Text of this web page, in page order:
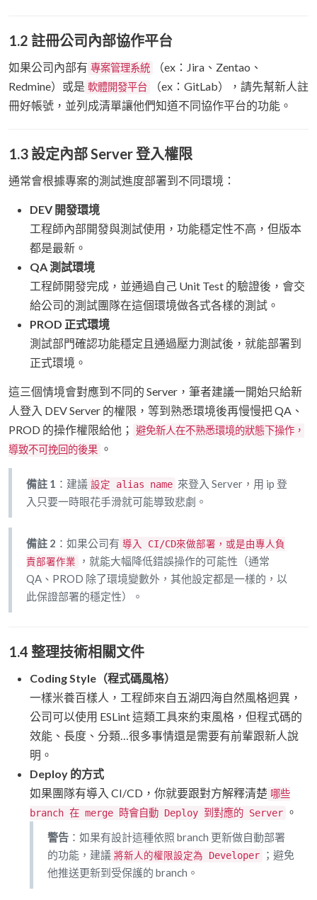
1.2 註冊公司內部協作平台
如果公司內部有 專案管理系統
（ex：Jira、Zentao、
Redmine）或是 軟體開發平台
（ex：GitLab），請先幫新人註
冊好帳號，並列成清單讓他們知道不同協作平台的功能。
1.3 設定內部 Server 登入權限
通常會根據專案的測試進度部署到不同環境：
DEV 開發環境
工程師內部開發與測試使用，功能穩定性不高，但版本
都是最新。
QA 測試環境
工程師開發完成，並通過自己 Unit Test 的驗證後，會交
給公司的測試團隊在這個環境做各式各樣的測試。
PROD 正式環境
測試部門確認功能穩定且通過壓力測試後，就能部署到
正式環境。
這三個情境會對應到不同的 Server，筆者建議一開始只給新
人登入 DEV Server 的權限，等到熟悉環境後再慢慢把 QA、
PROD 的操作權限給他；
避免新人在不熟悉環境的狀態下操作，
導致不可挽回的後果 。
備註 1 ：建議 設定 alias name 來登入 Server，用 ip 登
入只要一時眼花手滑就可能導致悲劇。
備註 2 ：如果公司有 導入 CI/CD來做部署，或是由專人負
責部署作業
，就能大幅降低錯誤操作的可能性（通常
QA、PROD 除了環境變數外，其他設定都是一樣的，以
此保證部署的穩定性）。
1.4 整理技術相關文件
Coding Style（程式碼風格）
一樣米養百樣人，工程師來自五湖四海自然風格迥異，
公司可以使用 ESLint 這類工具來約束風格，但程式碼的
效能、長度、分類…很多事情還是需要有前輩跟新人說
明。
Deploy 的方式
如果團隊有導入 CI/CD，你就要跟對方解釋清楚 哪些
branch 在 merge 時會自動 Deploy 到對應的 Server 。
警告 ：如果有設計這種依照 branch 更新做自動部署
的功能，建議 將新人的權限設定為 Developer
；避免
他推送更新到受保護的 branch。